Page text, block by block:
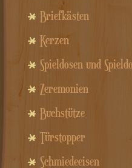
Briefkästen
Kerzen
Spieldosen und
Zeremonien
Buchstütze
Türstopper
Schmiedeeisen